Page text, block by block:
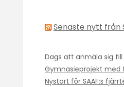
Senaste nytt från
Dags att anmäla sig
Gymnasieprojekt med
Nystart för SAAF:s